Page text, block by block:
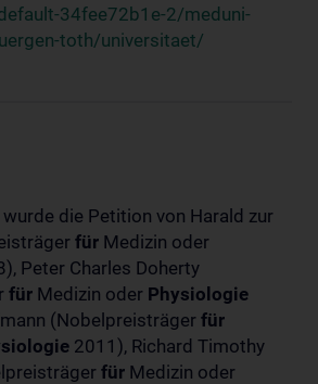
34fee72b1e-2/meduni-
toth/universitaet/
die Petition von Harald zur
für Medizin oder
Peter Charles Doherty
für Medizin oder Physiologie
(Nobelpreisträger für
2011), Richard Timothy
für Medizin oder